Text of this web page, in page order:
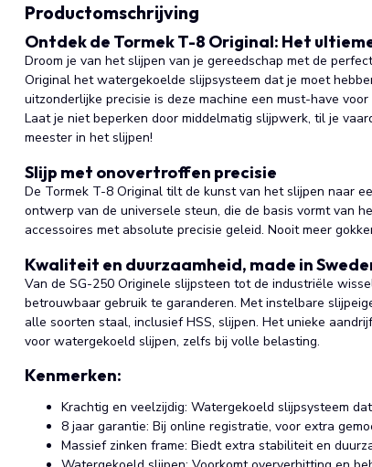
Productomschrijving
Ontdek de Tormek T-8 Original: Het
Droom je van het slijpen van je gereedschap met de
Original het watergekoelde slijpsysteem dat je moet
uitzonderlijke precisie is deze machine een must-have
Laat je niet beperken door middelmatig slijpwerk, til je
meester in het slijpen!
Slijp met onovertroffen precisie
De Tormek T-8 Original tilt de kunst van het slijpen naar
ontwerp van de universele steun, die de basis vormt van
accessoires met absolute precisie geleid. Nooit meer
Kwaliteit en duurzaamheid, made in
Van de SG-250 Originele slijpsteen tot de industriële
betrouwbaar gebruik te garanderen. Met instelbare
alle soorten staal, inclusief HSS, slijpen. Het unieke
voor watergekoeld slijpen, zelfs bij volle belasting.
Kenmerken:
Krachtig en veelzijdig: Watergekoeld slijpsysteem
8 jaar garantie: Bij online registratie, voor extra
Massief zinken frame: Biedt extra stabiliteit en